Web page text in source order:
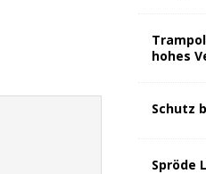
hohes
Schutz
Spröde